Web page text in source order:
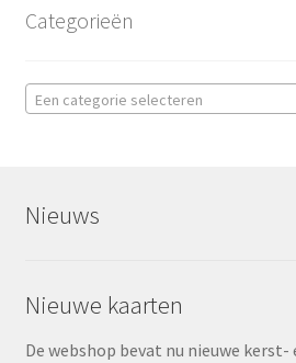
Categorieën
Een categorie selecteren
Nieuws
Nieuwe kaarten
De webshop bevat nu nieuwe